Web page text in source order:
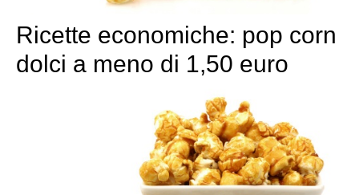
Ricette economiche: pop corn
dolci a meno di 1,50 euro